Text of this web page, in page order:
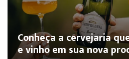
Conheça a cervejaria
e vinho em sua nova